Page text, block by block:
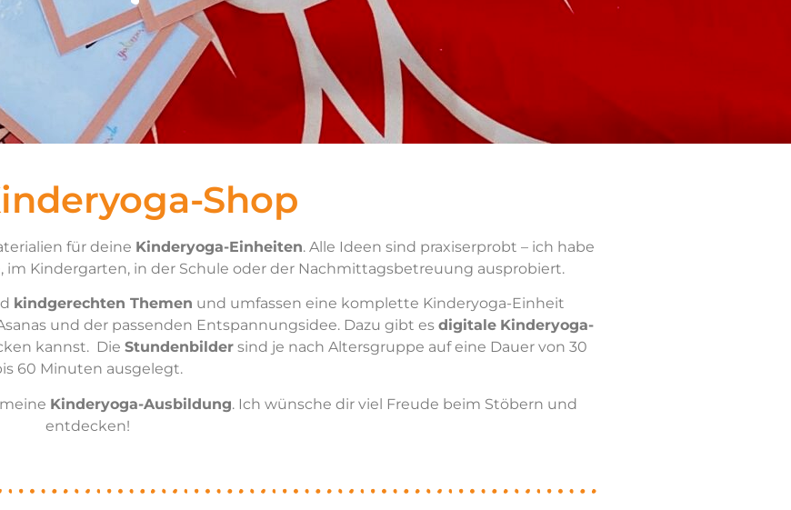
Shop
für deine Kinderyoga-Einheiten. Alle Ideen sind praxiserprobt – ich habe
im Kindergarten, in der Schule oder der Nachmittagsbetreuung ausprobiert.
kindgerechten Themen und umfassen eine komplette Kinderyoga-Einheit
und der passenden Entspannungsidee. Dazu gibt es digitale Kinderyoga-
kannst. Die Stundenbilder sind je nach Altersgruppe auf eine Dauer von 30
60 Minuten ausgelegt.
Kinderyoga-Ausbildung. Ich wünsche dir viel Freude beim Stöbern und
entdecken!